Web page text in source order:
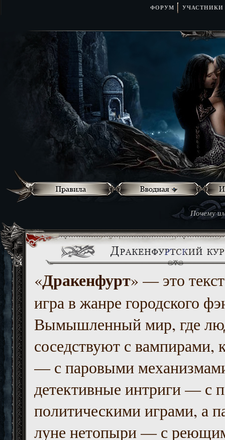
ФОРУМ УЧАСТНИКИ
Почему
«Дракенфурт» — это
игра в жанре городского
Вымышленный мир, где
соседствуют с вампирами,
— с паровыми
детективные интриги — с
политическими играми, а
луне нетопыри — с